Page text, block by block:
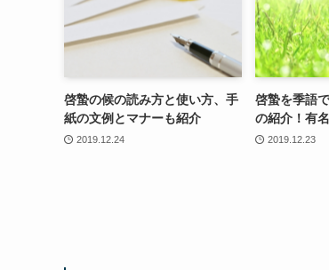
啓蟄の候の読み方と使い方、手
紙の文例とマナーも紹介
2019.12.24
啓蟄を季語
の紹介！有
2019.12.23